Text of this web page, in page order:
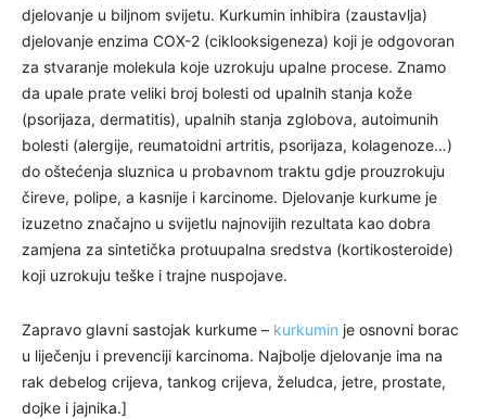
djelovanje u biljnom svijetu. Kurkumin inhibira (zaustavlja)
djelovanje enzima COX-2 (ciklooksigeneza) koji je odgovoran
za stvaranje molekula koje uzrokuju upalne procese. Znamo
da upale prate veliki broj bolesti od upalnih stanja kože
(psorijaza, dermatitis), upalnih stanja zglobova, autoimunih
bolesti (alergije, reumatoidni artritis, psorijaza, kolagenoze…)
do oštećenja sluznica u probavnom traktu gdje prouzrokuju
čireve, polipe, a kasnije i karcinome. Djelovanje kurkume je
izuzetno značajno u svijetlu najnovijih rezultata kao dobra
zamjena za sintetička protuupalna sredstva (kortikosteroide)
koji uzrokuju teške i trajne nuspojave.
Zapravo glavni sastojak kurkume – kurkumin je osnovni borac
u liječenju i prevenciji karcinoma. Najbolje djelovanje ima na
rak debelog crijeva, tankog crijeva, želudca, jetre, prostate,
dojke i jajnika.]